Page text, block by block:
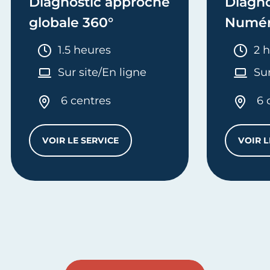
globale 360°
Durée :
1.5 heures
Sur site/En ligne
6 centres
VOIR LE SERVICEDIAGNOSTIC APPROCHE GLOBALE 360°
2
6
VOIR